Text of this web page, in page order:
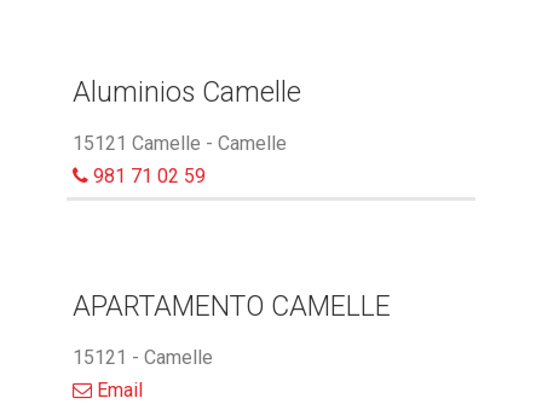
Aluminios Camelle
15121 Camelle - Camelle
981 71 02 59
APARTAMENTO CAMELLE
15121 - Camelle
Email